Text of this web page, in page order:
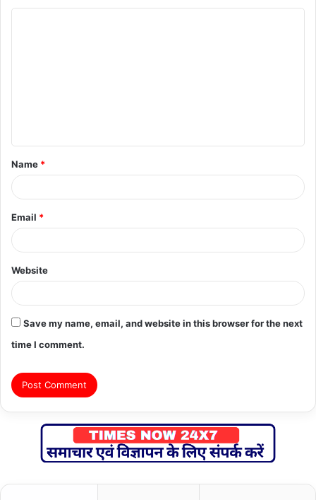
t
*
Name *
Email *
Website
Save my name, email, and website in this browser for the next
time I comment.